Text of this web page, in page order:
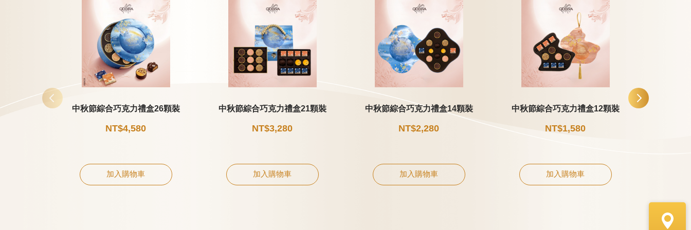
中秋節綜合巧克力禮盒26顆裝
NT$4,580
加入購物車
中秋節綜合巧克力禮盒21顆裝
NT$3,280
加入購物車
中秋節綜合巧克力禮盒14顆裝
NT$2,280
加入購物車
中秋節綜合巧克力禮盒12顆裝
NT$1,580
加入購物車